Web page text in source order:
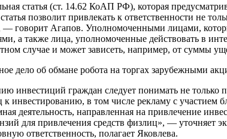
статья (ст. 14.62 КоАП РФ), которая
позволит привлекать к ответственности не
говорит Агапов. Уполномоченными лицами,
а также лица, уполномоченные действовать в
случае и может зависеть, например, от суммы
дело об обмане робота на торгах зарубежными
инвестиций граждан следует понимать не
инвестированию, в том числе рекламу с участием
деятельность, направленная на привлечение
для привлечения средств физлиц», — уточняет
ответственность, полагает Яковлева.